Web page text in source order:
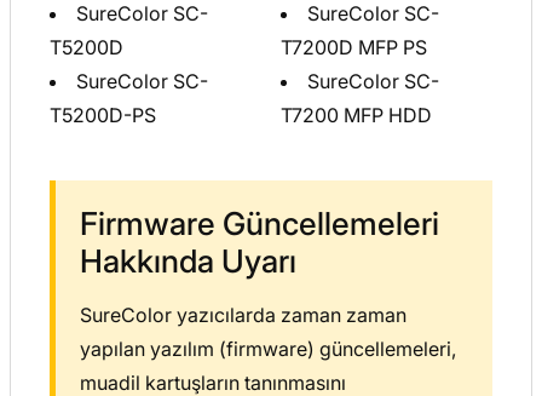
SureColor SC-
T5200D
SureColor SC-
T5200D-PS
SureColor SC-
T7200D MFP PS
SureColor SC-
T7200 MFP HDD
Firmware Güncellemeleri
Hakkında Uyarı
SureColor yazıcılarda zaman zaman
yapılan yazılım (firmware) güncellemeleri,
muadil kartuşların tanınmasını